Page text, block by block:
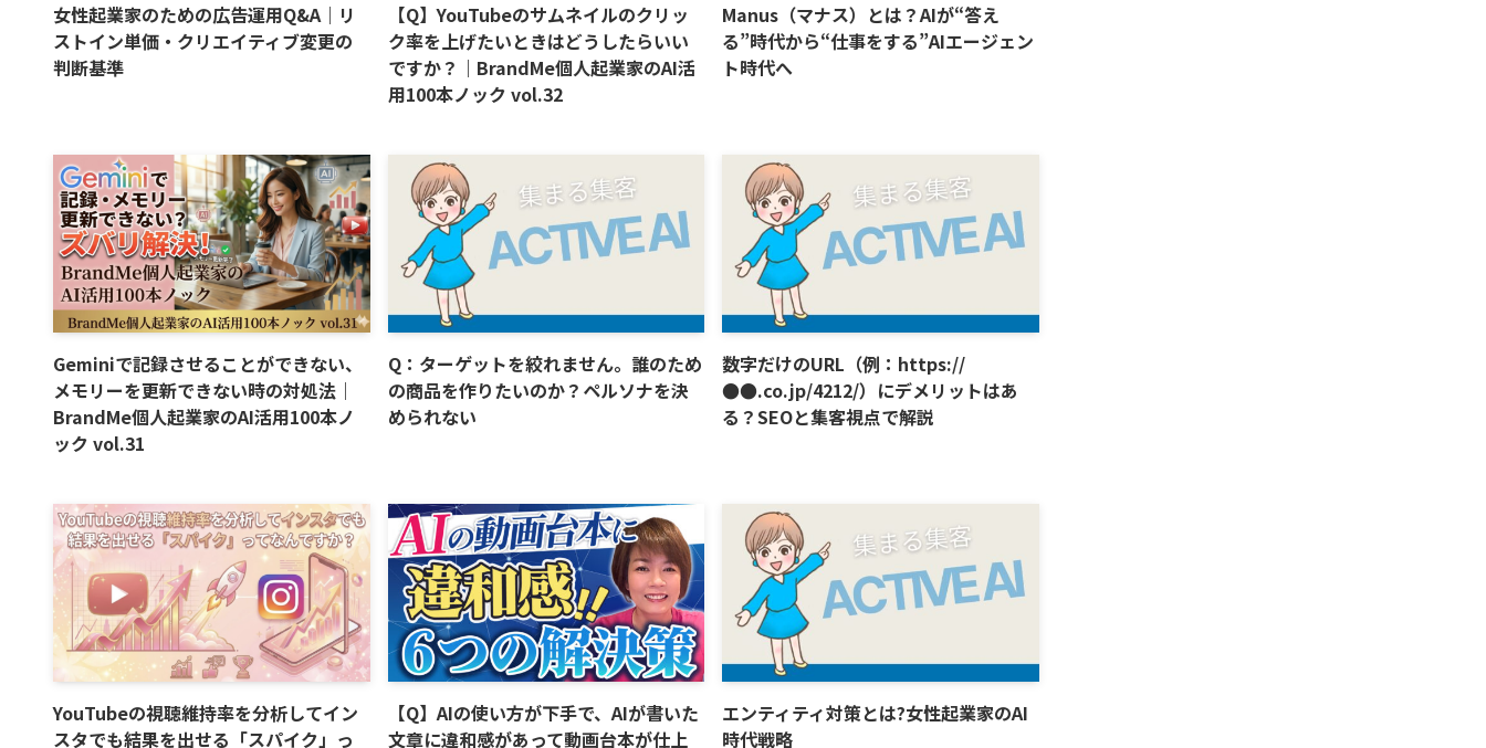
女性起業家のための広告運用Q&A｜リ
ストイン単価・クリエイティブ変更の
判断基準
【Q】YouTubeのサムネイルのクリッ
ク率を上げたいときはどうしたらいい
ですか？｜BrandMe個人起業家のAI活
用100本ノック vol.32
Manus（マナス）とは？AIが“答え
る”時代から“仕事をする”AIエージェン
ト時代へ
Geminiで記録させることができない、
メモリーを更新できない時の対処法｜
BrandMe個人起業家のAI活用100本ノ
ック vol.31
Q：ターゲットを絞れません。誰のため
の商品を作りたいのか？ペルソナを決
められない
数字だけのURL（例：https://
●●.co.jp/4212/）にデメリットはあ
る？SEOと集客視点で解説
YouTubeの視聴維持率を分析してイン
スタでも結果を出せる「スパイク」っ
【Q】AIの使い方が下手で、AIが書いた
文章に違和感があって動画台本が仕上
エンティティ対策とは?女性起業家のAI
時代戦略